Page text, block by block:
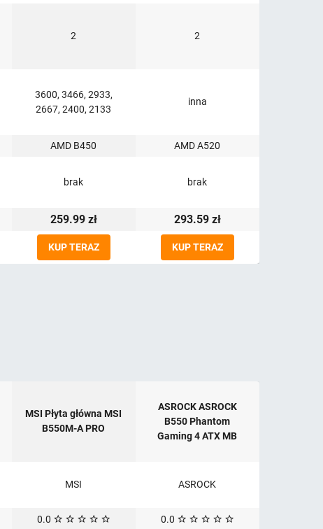
2 2
3600, 3466, 2933,
2667, 2400, 2133
inna
AMD B450
AMD A520
brak brak
259.99 zł 293.59 zł
KUP TERAZ KUP TERAZ
MSI Płyta główna MSI
B550M-A PRO
ASROCK ASROCK
B550 Phantom
Gaming 4 ATX MB
MSI ASROCK
0.0 0.0